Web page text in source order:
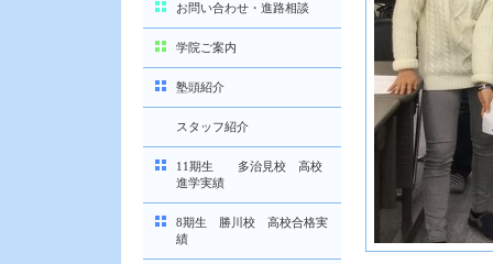
お問い合わせ・進路相談
学院ご案内
塾頭紹介
スタッフ紹介
11期生 多治見校 高校
進学実績
8期生 勝川校 高校合格実
績